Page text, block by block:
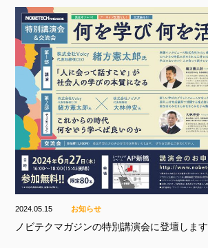
2024.05.15 お知らせ
ノビテクマガジンの特別講演会に登壇します